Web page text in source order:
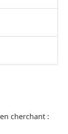
cherchant :